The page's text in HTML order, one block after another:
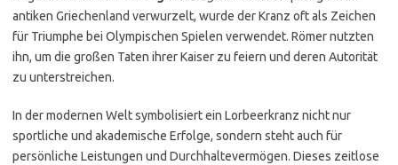
antiken Griechenland verwurzelt, wurde der Kranz oft als Zeichen
für Triumphe bei Olympischen Spielen verwendet. Römer nutzten
ihn, um die großen Taten ihrer Kaiser zu feiern und deren Autorität
zu unterstreichen.
In der modernen Welt symbolisiert ein Lorbeerkranz nicht nur
sportliche und akademische Erfolge, sondern steht auch für
persönliche Leistungen und Durchhaltevermögen. Dieses zeitlose